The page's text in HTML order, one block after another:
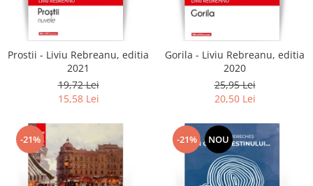
Literatura
Clasica
Contemporana
Universala
Non-fictiune
Calatorii
Memorii
Prostii - Liviu Rebreanu, editia
2021
19,72 Lei
15,58 Lei
Gorila - Liviu Rebreanu, editia
2020
25,95 Lei
20,50 Lei
-21% -21% NOU